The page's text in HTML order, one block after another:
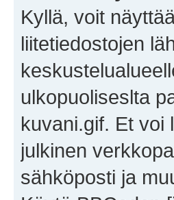
Kyllä, voit
liitetiedostojen
ulkopuoliseslta
kuvani.gif. Et voi
julkinen
sähköposti ja